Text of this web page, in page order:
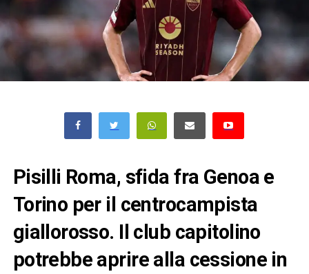
Pisilli Roma, sfida fra Genoa e
Torino per il centrocampista
giallorosso. Il club capitolino
potrebbe aprire alla cessione in